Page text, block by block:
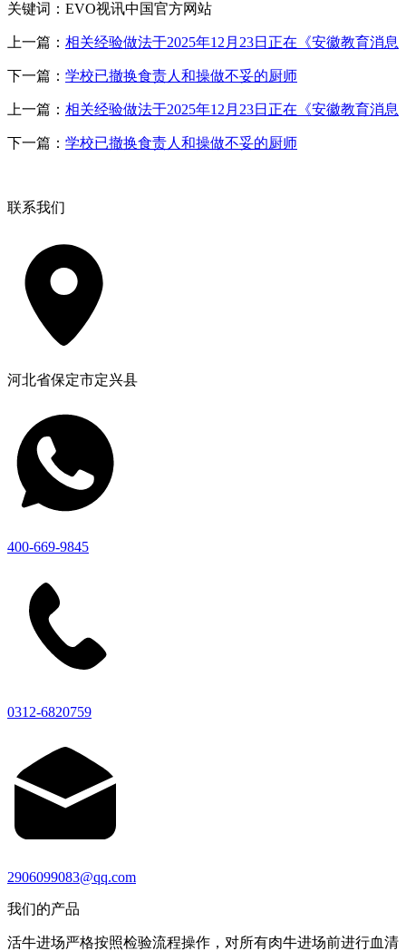
关键词：EVO视讯中国官方网站
上一篇： 相关经验做法于2025年12月23日正在《安徽教育消息
下一篇： 学校已撤换食责人和操做不妥的厨师
上一篇： 相关经验做法于2025年12月23日正在《安徽教育消息
下一篇： 学校已撤换食责人和操做不妥的厨师
联系我们
河北省保定市定兴县
400-669-9845
0312-6820759
2906099083@qq.com
我们的产品
活牛进场严格按照检验流程操作，对所有肉牛进场前进行血清